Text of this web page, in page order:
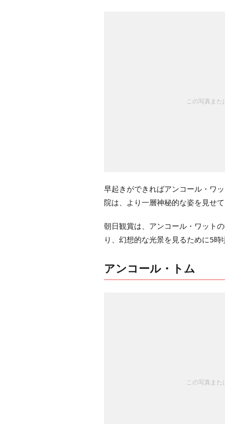
この写真ま
早起きができればアンコール・ワ
院は、より一層神秘的な姿を見せ
朝日観賞は、アンコール・ワット
り、幻想的な光景を見るために5
アンコール・トム
この写真ま